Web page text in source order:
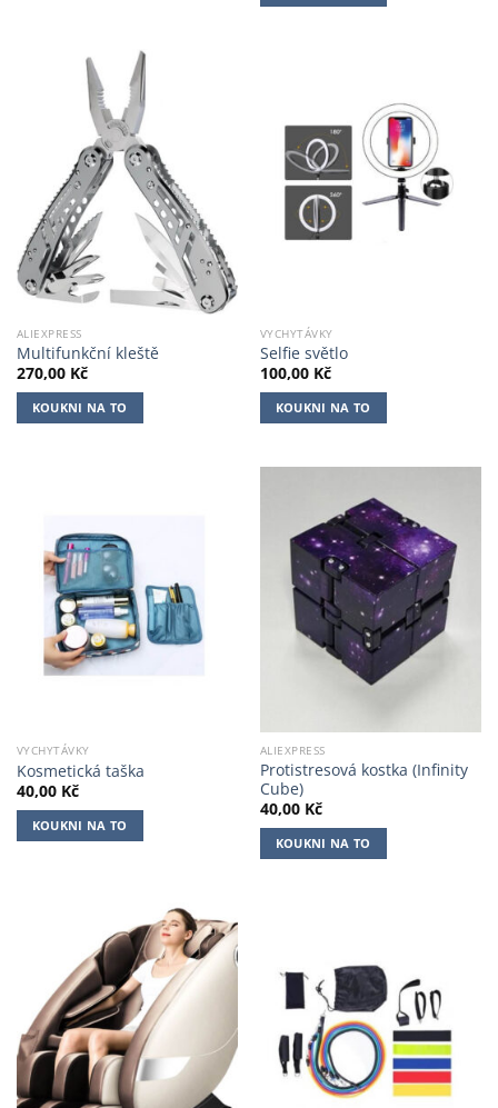
ALIEXPRESS
Multifunkční kleště
270,00 Kč
KOUKNI NA TO
VYCHYTÁVKY
Selfie světlo
100,00 Kč
KOUKNI NA TO
VYCHYTÁVKY
Kosmetická taška
40,00 Kč
KOUKNI NA TO
ALIEXPRESS
Protistresová kostka (Infinity
Cube)
40,00 Kč
KOUKNI NA TO